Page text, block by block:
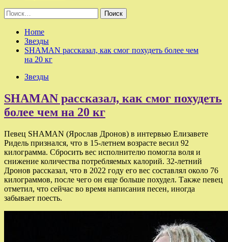
Найти:
Home
Звезды
SHAMAN рассказал, как смог похудеть более чем
на 20 кг
Звезды
SHAMAN рассказал, как смог похудеть
более чем на 20 кг
Певец SHAMAN (Ярослав Дронов) в интервью Елизавете
Ридель признался, что в 15-летнем возрасте весил 92
килограмма. Сбросить вес исполнителю помогла воля и
снижение количества потребляемых калорий. 32-летний
Дронов рассказал, что в 2022 году его вес составлял около 76
килограммов, после чего он еще больше похудел. Также певец
отметил, что сейчас во время написания песен, иногда
забывает поесть.